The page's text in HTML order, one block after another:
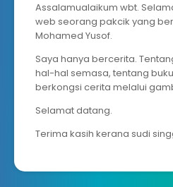
Assalamualaikum wbt.
web seorang pakcik yang
Mohamed Yusof.
Saya hanya bercerita.
hal-hal semasa, tentang
berkongsi cerita melalui
Selamat datang.
Terima kasih kerana sudi